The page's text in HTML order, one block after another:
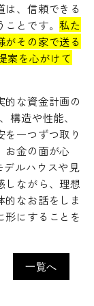
、信頼できる
ことです。私た
その家で送る
案を心がけて
的な資金計画の
造や性能、
一つずつ取り
お金の面が心
ルハウスや見
しながら、理想
なお話をしま
形にすることを
一覧へ